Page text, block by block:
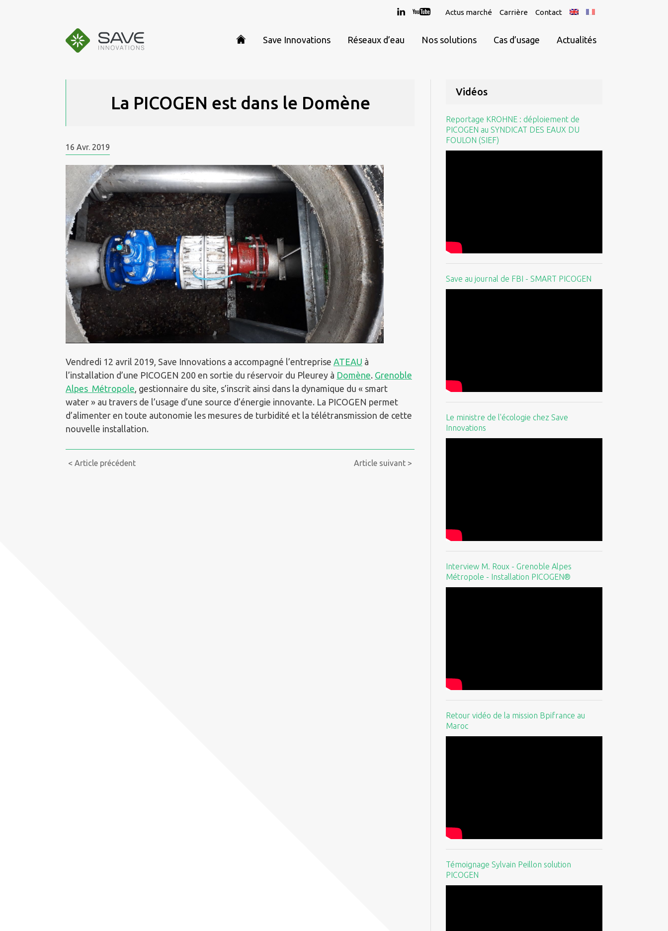
Actus marché Carrière Contact
Save Innovations Réseaux d’eau Nos solutions Cas d’usage Actualités
La PICOGEN est dans le Domène
16 Avr. 2019
Vendredi 12 avril 2019, Save Innovations a accompagné l’entreprise ATEAU à
l’installation d’une PICOGEN 200 en sortie du réservoir du Pleurey à Domène. Grenoble
Alpes Métropole, gestionnaire du site, s’inscrit ainsi dans la dynamique du « smart
water » au travers de l’usage d’une source d’énergie innovante. La PICOGEN permet
d’alimenter en toute autonomie les mesures de turbidité et la télétransmission de cette
nouvelle installation.
Continue
< Article précédent Article suivant >
Vidéos
Reportage KROHNE : déploiement de
PICOGEN au SYNDICAT DES EAUX DU
FOULON (SIEF)
Save au journal de FBI - SMART PICOGEN
Le ministre de l'écologie chez Save
Innovations
Interview M. Roux - Grenoble Alpes
Métropole - Installation PICOGEN®
Retour vidéo de la mission Bpifrance au
Maroc
Témoignage Sylvain Peillon solution
PICOGEN